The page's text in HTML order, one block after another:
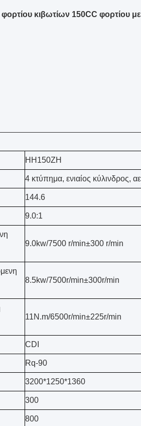
κιβωτίων 150CC φορτίου
HH150ZH
4 κτύπημα, ενιαίος κύλινδρος,
144.6
9.0:1
9.0kw/7500 r/min±300 r/min
8.5kw/7500r/min±300r/min
11N.m/6500r/min±225r/min
CDI
Rq-90
3200*1250*1360
300
800